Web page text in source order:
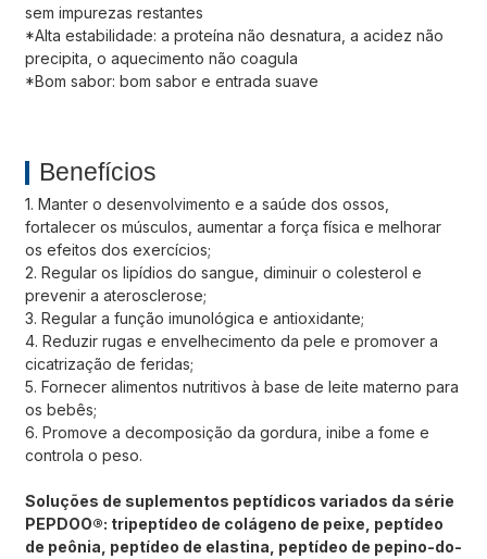
sem impurezas restantes
*Alta estabilidade: a proteína não desnatura, a acidez não
precipita, o aquecimento não coagula
*Bom sabor: bom sabor e entrada suave
Benefícios
1. Manter o desenvolvimento e a saúde dos ossos,
fortalecer os músculos, aumentar a força física e melhorar
os efeitos dos exercícios;
2. Regular os lipídios do sangue, diminuir o colesterol e
prevenir a aterosclerose;
3. Regular a função imunológica e antioxidante;
4. Reduzir rugas e envelhecimento da pele e promover a
cicatrização de feridas;
5. Fornecer alimentos nutritivos à base de leite materno para
os bebês;
6. Promove a decomposição da gordura, inibe a fome e
controla o peso.
Soluções de suplementos peptídicos variados da série
PEPDOO®: tripeptídeo de colágeno de peixe, peptídeo
de peônia, peptídeo de elastina, peptídeo de pepino-do-